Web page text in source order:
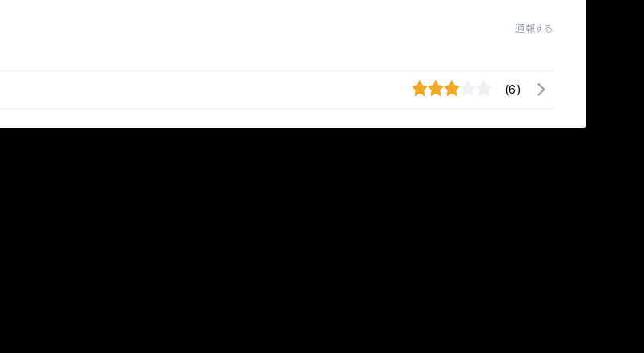
通報する
(6)